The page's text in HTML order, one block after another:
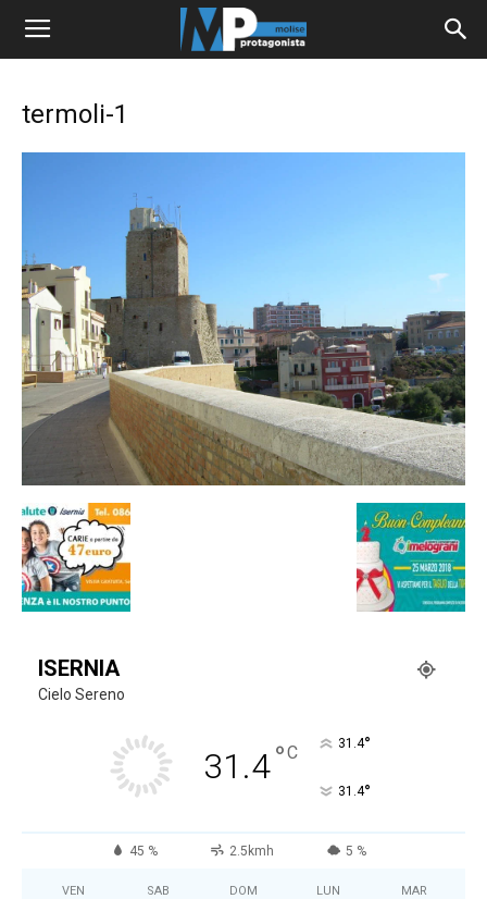
termoli-1
ISERNIA
Cielo Sereno
31.4°C 31.4°
31.4°
45 % 2.5kmh 5 %
VEN SAB DOM LUN MAR